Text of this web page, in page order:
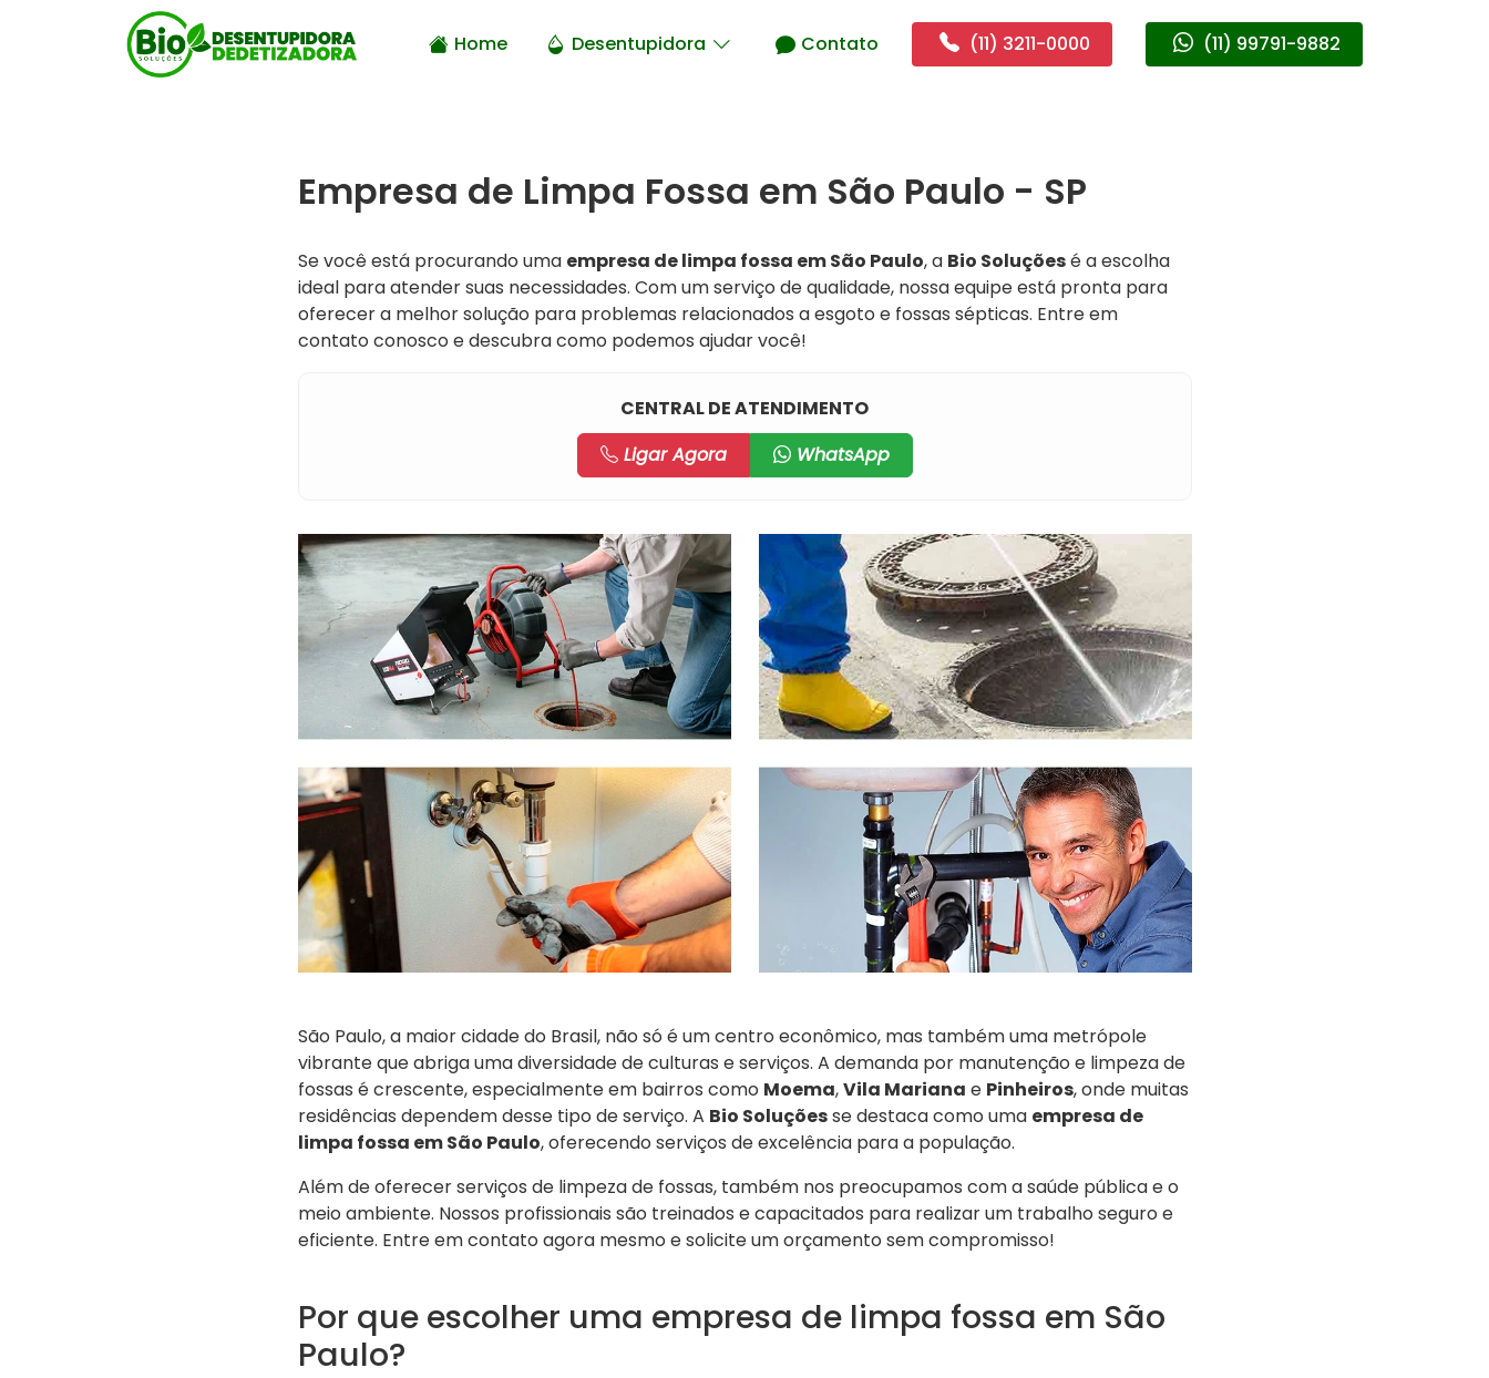
Home Desentupidora Contato (11) 3211-0000 (11) 99791-9882
Empresa de Limpa Fossa em São Paulo - SP
Se você está procurando uma empresa de limpa fossa em São Paulo, a Bio Soluçõesé a escolha
ideal para atender suas necessidades. Com um serviço de qualidade, nossa equipe está pronta para
oferecer a melhor solução para problemas relacionados a esgoto e fossas sépticas. Entre em
contato conosco e descubra como podemos ajudar você!
CENTRAL DE ATENDIMENTO
Ligar Agora
WhatsApp
São Paulo, a maior cidade do Brasil, não só é um centro econômico, mas também uma metrópole
vibrante que abriga uma diversidade de culturas e serviços. A demanda por manutenção e limpeza de
fossas é crescente, especialmente em bairros como Moema,Vila Mariana e Pinheiros, onde muitas
residências dependem desse tipo de serviço. A Bio Soluçõesse destaca como uma empresa de
limpa fossa em São Paulo, oferecendo serviços de excelência para a população.
Além de oferecer serviços de limpeza de fossas, também nos preocupamos com a saúde pública e o
meio ambiente. Nossos profissionais são treinados e capacitados para realizar um trabalho seguro e
eficiente. Entre em contato agora mesmo e solicite um orçamento sem compromisso!
Por que escolher uma empresa de limpa fossa em São
Paulo?